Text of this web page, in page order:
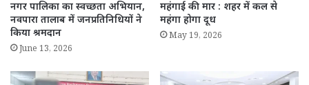
नगर पालिका का स्वच्छता अभियान,
नवपारा तालाब में जनप्रतिनिधियों ने
किया श्रमदान
June 13, 2026
महंगाई की मार : शहर में कल से
महंगा होगा दूध
May 19, 2026